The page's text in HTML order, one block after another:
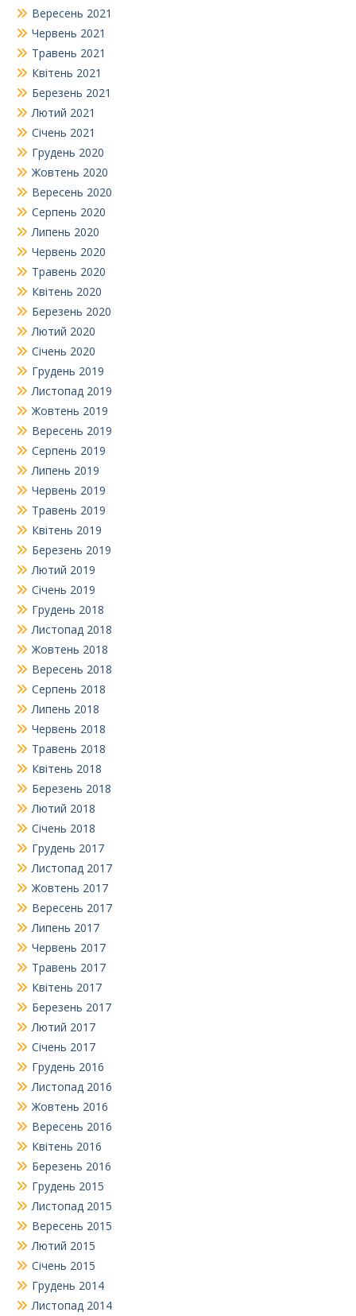
Вересень 2021
Червень 2021
Травень 2021
Квітень 2021
Березень 2021
Лютий 2021
Січень 2021
Грудень 2020
Жовтень 2020
Вересень 2020
Серпень 2020
Липень 2020
Червень 2020
Травень 2020
Квітень 2020
Березень 2020
Лютий 2020
Січень 2020
Грудень 2019
Листопад 2019
Жовтень 2019
Вересень 2019
Серпень 2019
Липень 2019
Червень 2019
Травень 2019
Квітень 2019
Березень 2019
Лютий 2019
Січень 2019
Грудень 2018
Листопад 2018
Жовтень 2018
Вересень 2018
Серпень 2018
Липень 2018
Червень 2018
Травень 2018
Квітень 2018
Березень 2018
Лютий 2018
Січень 2018
Грудень 2017
Листопад 2017
Жовтень 2017
Вересень 2017
Липень 2017
Червень 2017
Травень 2017
Квітень 2017
Березень 2017
Лютий 2017
Січень 2017
Грудень 2016
Листопад 2016
Жовтень 2016
Вересень 2016
Квітень 2016
Березень 2016
Грудень 2015
Листопад 2015
Вересень 2015
Лютий 2015
Січень 2015
Грудень 2014
Листопад 2014